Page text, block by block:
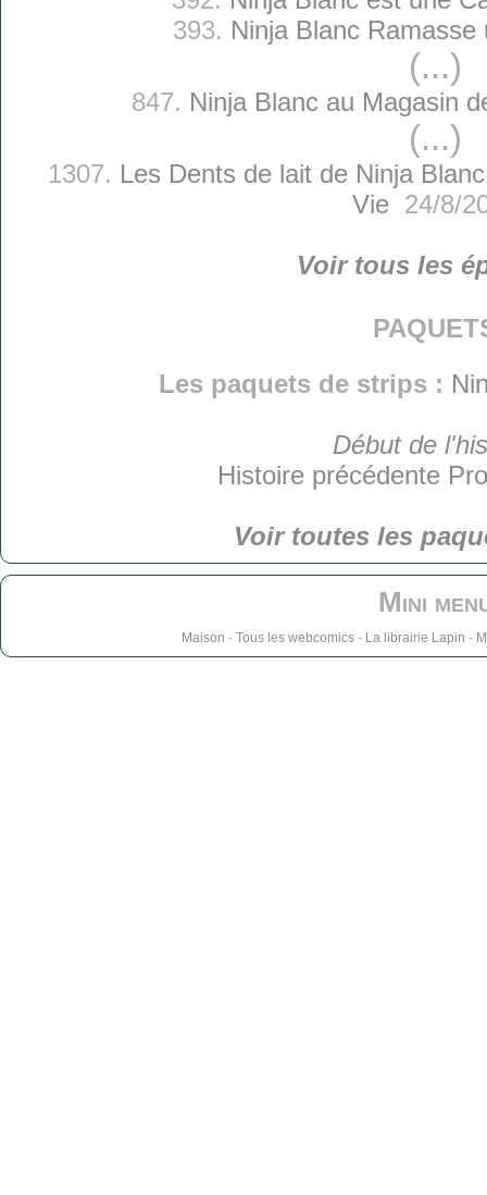
393. Ninja Blanc Ramasse
(...)
847. Ninja Blanc au Magasin
(...)
1307. Les Dents de lait de Ninja
Vie24/8/
Voir tous les
Les paquets de strips :
Début de
Histoire précédente
Voir toutes les
Mini
Maison - Tous les webcomics- La librairie Lapin -